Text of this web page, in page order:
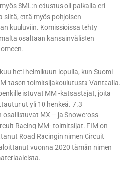
SML:n edustus oli paikalla eri
siitä, että myös pohjoisen
kuuluviin. Komissioissa tehty
osaltaan kansainvälisten
heti helmikuun lopulla, kun Suomi
tason toimitsijakoulutusta Vantaalla.
istuvat MM -katsastajat, joita
yli 10 henkeä. 7.3
osallistuvat MX – ja Snowcross
Racing MM- toimitsijat. FIM on
Road Racingin nimen Circuit
vuonna 2020 tämän nimen